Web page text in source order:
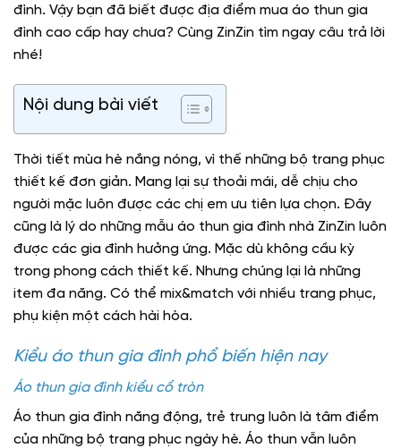
đình. Vậy bạn đã biết được địa điểm mua áo thun gia
đình cao cấp hay chưa? Cùng ZinZin tìm ngay câu trả lời
nhé!
Nội dung bài viết
Thời tiết mùa hè nắng nóng, vì thế những bộ trang phục
thiết kế đơn giản. Mang lại sự thoải mái, dễ chịu cho
người mặc luôn được các chị em ưu tiên lựa chọn. Đây
cũng là lý do những mẫu áo thun gia đình nhà ZinZin luôn
được các gia đình hưởng ứng. Mặc dù không cầu kỳ
trong phong cách thiết kế. Nhưng chúng lại là những
item đa năng. Có thể mix&match với nhiều trang phục,
phụ kiện một cách hài hòa.
Kiểu áo thun gia đình phổ biến hiện nay
Áo thun gia đình kiểu cổ tròn
Áo thun gia đình năng động, trẻ trung luôn là tâm điểm
của những bộ trang phục ngày hè. Áo thun vẫn luôn